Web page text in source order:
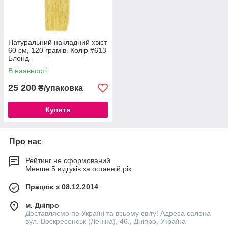
Натуральний накладний хвіст
60 см, 120 грамів. Колір #613
Блонд
В наявності
25 200 ₴/упаковка
Купити
Про нас
Рейтинг не сформований
Менше 5 відгуків за останній рік
Працює з 08.12.2014
м. Дніпро
Доставляємо по Україні та всьому світу! Адреса салона
вул. Воскресенськ (Леніна), 46., Дніпро, Україна